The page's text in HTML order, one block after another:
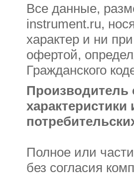
Все данные,
instrument.ru,
характер и ни
офертой,
Гражданского
Производитель
Полное или
без согласия